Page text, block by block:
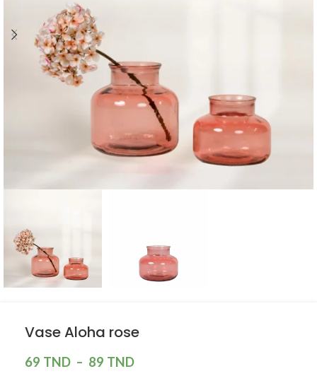
Vase Aloha rose
69 TND – 89 TND